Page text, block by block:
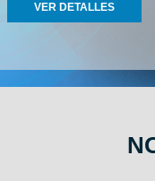
VER DETALLES